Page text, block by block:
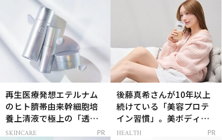
再生医療発想エテルナム
のヒト臍帯由来幹細胞培
養上清液で極上の「透明
感ハリ肌」へ
SKINCARE PR
後藤真希さんが10年以上
続けている「美容プロテ
イン習慣」。美ボディを
支える朝ルーティンと
HEALTH PR